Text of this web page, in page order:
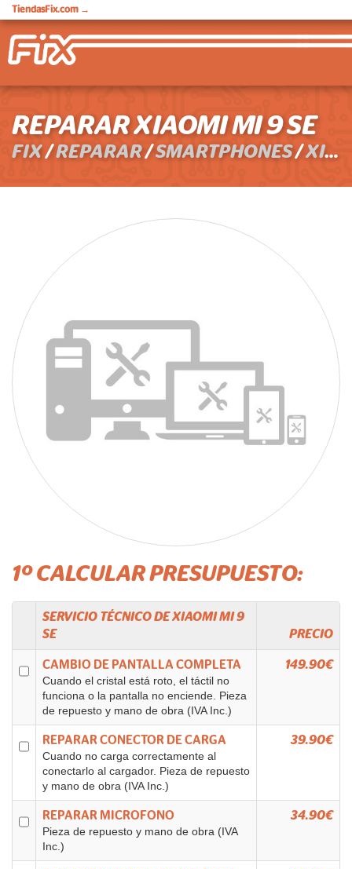
TiendasFix.com →
REPARAR XIAOMI MI 9 SE
FIX/REPARAR/SMARTPHONES/XIAOMI
1º CALCULAR PRESUPUESTO:
SERVICIO TÉCNICO DEXIAOMIMI 9
SE
PRECIO
CAMBIO DE PANTALLA COMPLETA
Cuando el cristal está roto, el táctil no
funciona o la pantalla no enciende. Pieza
de repuesto y mano de obra (IVA Inc.)
149.90€
REPARAR CONECTOR DE CARGA
Cuando no carga correctamente al
conectarlo al cargador. Pieza de repuesto
y mano de obra (IVA Inc.)
39.90€
REPARAR MICROFONO
Pieza de repuesto y mano de obra (IVA
Inc.)
34.90€